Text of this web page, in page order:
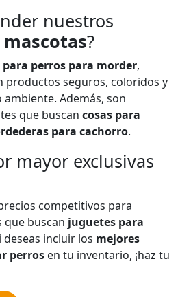
nuestros
?
perros para morder,
productos seguros, coloridos y
Además, son
que buscan cosas para
para cachorro.
mayor exclusivas
competitivos para
buscan juguetes para
deseas incluir los mejores
perros en tu inventario, ¡haz tu